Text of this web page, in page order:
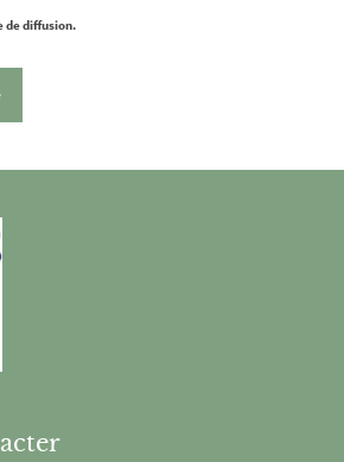
de diffusion.